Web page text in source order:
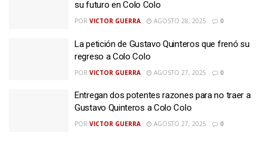
su futuro en Colo Colo
POR VICTOR GUERRA AGOSTO 28, 2025 0
La petición de Gustavo Quinteros que frenó su
regreso a Colo Colo
POR VICTOR GUERRA AGOSTO 27, 2025 0
Entregan dos potentes razones para no traer a
Gustavo Quinteros a Colo Colo
POR VICTOR GUERRA AGOSTO 27, 2025 0